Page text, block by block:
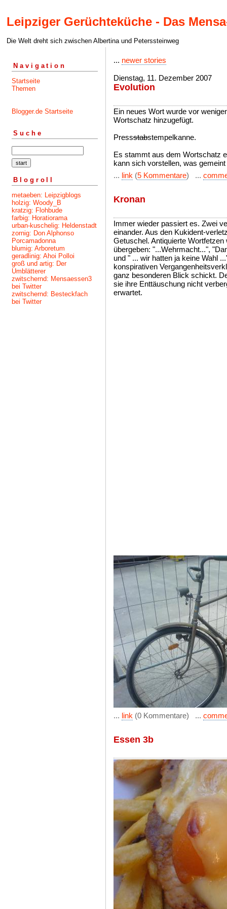
Leipziger Gerüchteküche - Das
Die Welt dreht sich zwischen Albertina und Peterssteinweg
Navigation
Startseite
Themen
Blogger.de Startseite
Suche
Blogroll
metaeben: Leipzigblogs
holzig: Woody_B
kratzig: Flohbude
farbig: Horatiorama
urban-kuschelig: Heldenstadt
zornig: Don Alphonso
Porcamadonna
blumig: Arboretum
geradlinig: Ahoi Polloi
groß und artig: Der
Umblätterer
zwitschernd: Mensaessen3
bei Twitter
zwitschernd: Besteckfach
bei Twitter
... newer stories
Dienstag, 11. Dezember 2007
Evolution
Ein neues Wort wurde vor
Wortschatz hinzugefügt.
Pressstabstempelkanne.
Es stammt aus dem Wortschatz
kann sich vorstellen, was
... link (5 Kommentare) ...
Kronan
Immer wieder passiert es. Zwei
einander. Aus den Kukident-
Getuschel. Antiquierte
übergeben: "...Wehrmacht...",
und " ... wir hatten ja keine Wahl
konspirativen
ganz besonderen Blick schickt.
sie ihre Enttäuschung nicht
erwartet.
... link (0 Kommentare) ...
Essen 3b